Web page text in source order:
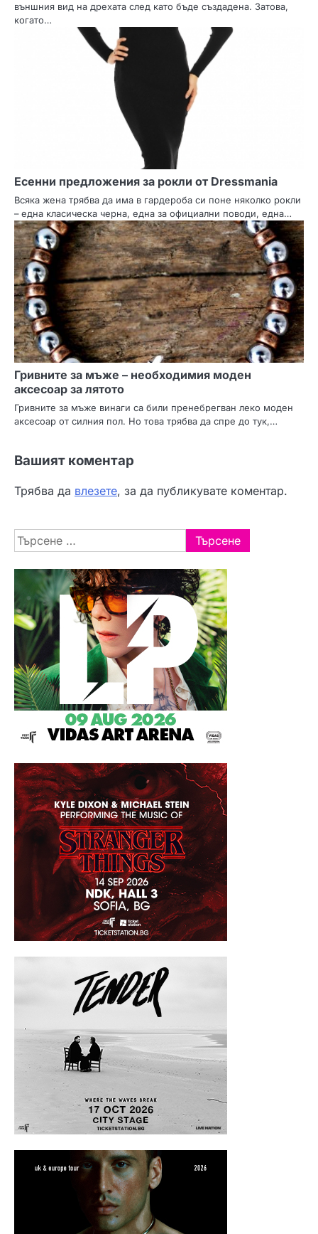
външния вид на дрехата след като бъде създадена. Затова,
когато…
Eсенни предложения за рокли от Dressmania
Всяка жена трябва да има в гардероба си поне няколко рокли
– една класическа черна, една за официални поводи, една…
Гривните за мъже – необходимия моден
аксесоар за лятото
Гривните за мъже винаги са били пренебрегван леко моден
аксесоар от силния пол. Но това трябва да спре до тук,…
Вашият коментар
Трябва да влезете, за да публикувате коментар.
Търсене
за: